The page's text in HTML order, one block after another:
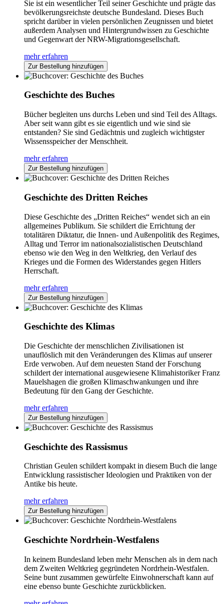
Sie ist ein wesentlicher Teil seiner Geschichte und prägte das
bevölkerungsreichste deutsche Bundesland. Dieses Buch
spricht darüber in vielen persönlichen Zeugnissen und bietet
außerdem Analysen und Hintergrundwissen zu Geschichte
und Gegenwart der NRW-Migrationsgesellschaft.
mehr erfahren
Zur Bestellung hinzufügen
Geschichte des Buches
Bücher begleiten uns durchs Leben und sind Teil des Alltags.
Aber seit wann gibt es sie eigentlich und wie sind sie
entstanden? Sie sind Gedächtnis und zugleich wichtigster
Wissensspeicher der Menschheit.
mehr erfahren
Zur Bestellung hinzufügen
Geschichte des Dritten Reiches
Diese Geschichte des „Dritten Reiches“ wendet sich an ein
allgemeines Publikum. Sie schildert die Errichtung der
totalitären Diktatur, die Innen- und Außenpolitik des Regimes,
Alltag und Terror im nationalsozialistischen Deutschland
ebenso wie den Weg in den Weltkrieg, den Verlauf des
Krieges und die Formen des Widerstandes gegen Hitlers
Herrschaft.
mehr erfahren
Zur Bestellung hinzufügen
Geschichte des Klimas
Die Geschichte der menschlichen Zivilisationen ist
unauflöslich mit den Veränderungen des Klimas auf unserer
Erde verwoben. Auf dem neuesten Stand der Forschung
schildert der international ausgewiesene Klimahistoriker Franz
Mauelshagen die großen Klimaschwankungen und ihre
Bedeutung für den Gang der Geschichte.
mehr erfahren
Zur Bestellung hinzufügen
Geschichte des Rassismus
Christian Geulen schildert kompakt in diesem Buch die lange
Entwicklung rassistischer Ideologien und Praktiken von der
Antike bis heute.
mehr erfahren
Zur Bestellung hinzufügen
Geschichte Nordrhein-Westfalens
In keinem Bundesland leben mehr Menschen als in dem nach
dem Zweiten Weltkrieg gegründeten Nordrhein-Westfalen.
Seine bunt zusammen gewürfelte Einwohnerschaft kann auf
eine ebenso bunte Geschichte zurückblicken.